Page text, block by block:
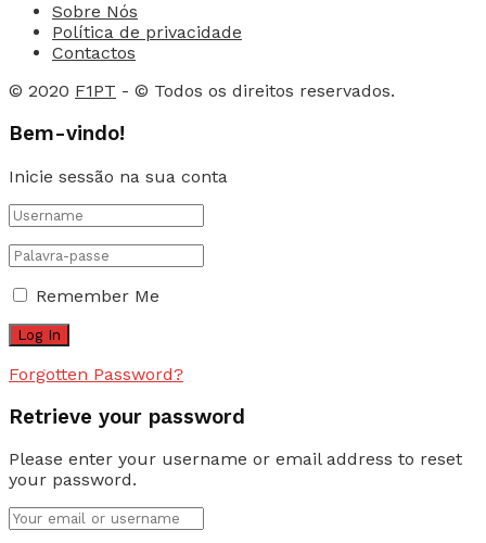
Sobre Nós
Política de privacidade
Contactos
© 2020 F1PT - © Todos os direitos reservados.
Bem-vindo!
Inicie sessão na sua conta
Remember Me
Forgotten Password?
Retrieve your password
Please enter your username or email address to reset
your password.